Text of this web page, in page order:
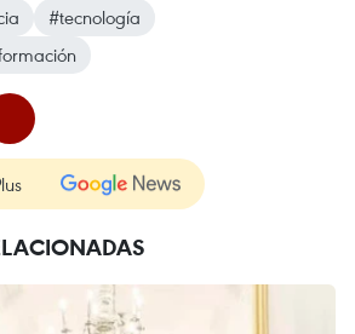
#tecnología